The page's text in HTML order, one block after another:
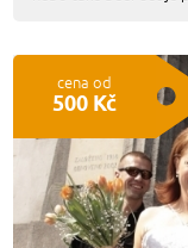
cena od
500 Kč